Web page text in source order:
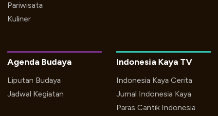
Pariwisata
Kuliner
Indonesia Kaya TV
Indonesia Kaya Cerita
Jurnal Indonesia Kaya
Paras Cantik Indonesia
Agenda Budaya
Liputan Budaya
Jadwal Kegiatan